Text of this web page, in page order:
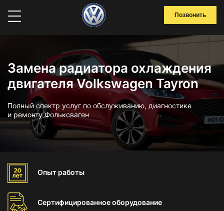
Позвонить
Замена радиатора охлаждения
двигателя Volkswagen Tayron
Полный спектр услуг по обслуживанию, диагностике
и ремонту Фольксваген
Опыт работы
Сертифицированноеоборудование